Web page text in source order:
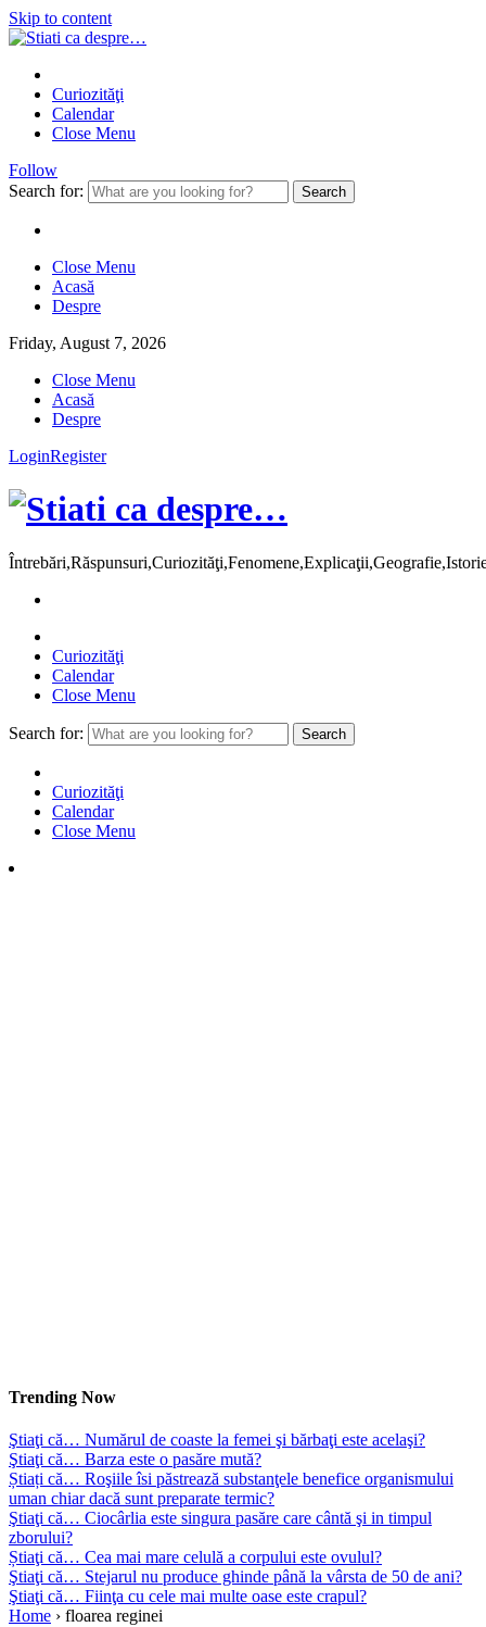
Skip to content
Curiozităţi
Calendar
Close Menu
Follow
Search for:
Close Menu
Acasă
Despre
Friday, August 7, 2026
Close Menu
Acasă
Despre
LoginRegister
Curiozităţi
Calendar
Close Menu
Search for:
Curiozităţi
Calendar
Close Menu
Trending Now
Ştiaţi că… Numărul de coaste la femei şi bărbaţi este acelaşi?
Ştiaţi că… Barza este o pasăre mută?
Știați că… Roşiile îsi păstrează substanţele benefice organismului
uman chiar dacă sunt preparate termic?
Ştiaţi că… Ciocârlia este singura pasăre care cântă şi in timpul
zborului?
Știaţi că… Cea mai mare celulă a corpului este ovulul?
Ştiaţi că… Stejarul nu produce ghinde până la vârsta de 50 de ani?
Ştiaţi că… Fiinţa cu cele mai multe oase este crapul?
Home › floarea reginei